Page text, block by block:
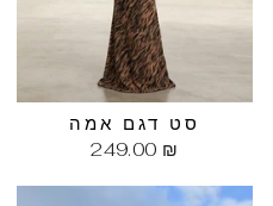
סט דגם אמה
249.00 ₪